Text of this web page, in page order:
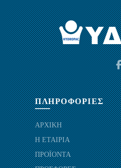
ΠΛΗΡΟΦΟΡΙΕΣ
ΑΡΧΙΚΗ
Η ΕΤΑΙΡΙΑ
ΠΡΟΪΟΝΤΑ